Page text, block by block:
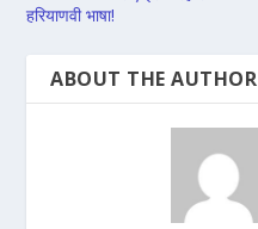
हरियाणवी भाषा!
ABOUT THE AUTHOR